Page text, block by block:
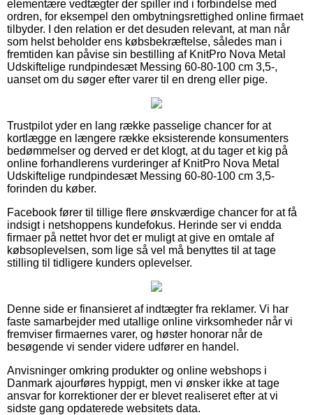
elementære vedtægter der spiller ind i forbindelse med
ordren, for eksempel den ombytningsrettighed online firmaet
tilbyder. I den relation er det desuden relevant, at man når
som helst beholder ens købsbekræftelse, således man i
fremtiden kan påvise sin bestilling af KnitPro Nova Metal
Udskiftelige rundpindesæt Messing 60-80-100 cm 3,5-,
uanset om du søger efter varer til en dreng eller pige.
Trustpilot yder en lang række passelige chancer for at
kortlægge en længere række eksisterende konsumenters
bedømmelser og derved er det klogt, at du tager et kig på
online forhandlerens vurderinger af KnitPro Nova Metal
Udskiftelige rundpindesæt Messing 60-80-100 cm 3,5-
forinden du køber.
Facebook fører til tillige flere ønskværdige chancer for at få
indsigt i netshoppens kundefokus. Herinde ser vi endda
firmaer på nettet hvor det er muligt at give en omtale af
købsoplevelsen, som lige så vel må benyttes til at tage
stilling til tidligere kunders oplevelser.
Denne side er finansieret af indtægter fra reklamer. Vi har
faste samarbejder med utallige online virksomheder når vi
fremviser firmaernes varer, og høster honorar når de
besøgende vi sender videre udfører en handel.
Anvisninger omkring produkter og online webshops i
Danmark ajourføres hyppigt, men vi ønsker ikke at tage
ansvar for korrektioner der er blevet realiseret efter at vi
sidste gang opdaterede websitets data.